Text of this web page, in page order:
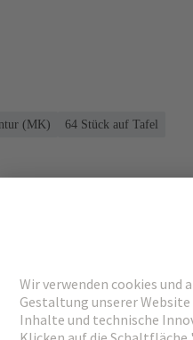
(MK) 64 Stück auf Tafel
Passende